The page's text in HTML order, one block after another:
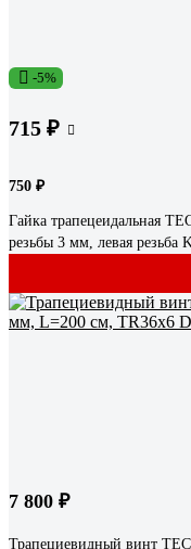
-5%
715 ₽
750 ₽
Гайка трапецеидальная
резьбы 3 мм, левая резьба
7 800 ₽
Трапециевидный винт